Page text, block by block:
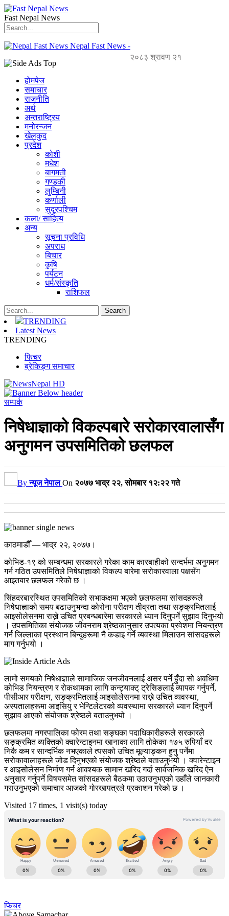
Fast Nepal News
Nepal Fast News -
२०८३ श्रावण २१
होमपेज
समाचार
राजनीति
अर्थ
अन्तराष्ट्रिय
मनोरन्जन
खेलकुद
प्रदेश
कोशी
मधेश
बागमती
गण्डकी
लुम्बिनी
कर्णाली
सुदूरपश्चिम
कला/ साहित्य
अन्य
सूचना प्रविधि
अपराध
बिचार
कृषि
पर्यटन
धर्म/संस्कृति
राशिफल
TRENDING
Latest News
TRENDING
फिचर
ब्रेकिङ्ग समाचार
सम्पर्क
निषेधाज्ञाको विकल्पबारे सरोकारवालासँग
अनुगमन उपसमितिको छलफल
Byन्यूज नेपाल On २०७७ भाद्र २२, सोमबार १२:२२ गते
काठमाडौँ — भाद्र २२, २०७७।
कोभिड-१९ को सम्बन्धमा सरकारले गरेका काम कारबाहीको सन्दर्भमा अनुगमन
गर्न गठित उपसमितिले निषेधाज्ञाको विकल्प बारेमा सरोकारवाला पक्षसँग
आइतबार छलफल गरेको छ ।
सिंहदरबारस्थित उपसमितिको सभाकक्षमा भएको छलफलमा सांसदहरूले
निषेधाज्ञाको समय बढाउनुभन्दा कोरोना परीक्षण तीव्रता तथा सङ्क्रमितलाई
आइसोलेसनमा राख्ने उचित प्रबन्धबारेमा सरकारले ध्यान दिनुपर्ने सुझाव दिनुभयो
। उपसमितिका संयोजक जीवनराम श्रेष्ठकानुसार उपत्यका प्रवेशमा नियन्त्रण
गर्न जिल्लाका प्रस्थान बिन्दुहरूमा नै कडाइ गर्ने व्यवस्था मिलाउन सांसदहरूले
माग गर्नुभयो ।
लामो समयको निषेधाज्ञाले सामाजिक जनजीवनलाई असर पर्ने हुँदा सो अवधिमा
कोभिड नियन्त्रण र रोकथामका लागि कन्ट्याक्ट् ट्रेसिङलाई व्यापक गर्नुपर्ने,
पीसीआर परीक्षण, सङ्क्रमितलाई आइसोलेसनमा राख्ने उचित व्यवस्था,
अस्पतालहरूमा आइसियु र भेन्टिलेटरको व्यवस्थामा सरकारले ध्यान दिनुपर्ने
सुझाव आएको संयोजक श्रेष्ठले बताउनुभयो ।
छलफलमा नगरपालिका फोरम तथा सङ्घका पदाधिकारीहरूले सरकारले
सङ्क्रमित व्यक्तिको क्वारेन्टाइनमा खानाका लागि तोकेका १७५ रुपियाँ दर
निकै कम र सान्दर्भिक नभएकाले त्यसको उचित मूल्याङ्कन हुनु पर्नेमा
सरोकावालाहरूले जोड दिनुभएको संयोजक श्रेष्ठले बताउनुभयो । क्वारेन्टाइन
र आइसोलेसन निर्माण गर्न आवश्यक सामान खरिद गर्दा सार्वजनिक खरिद ऐन
अनुसार गर्नुपर्ने विषयसमेत सांसदहरूले बैठकमा उठाउनुभएको उहाँले जानकारी
गराउनुभएको समाचार आजको गोरखापत्रले प्रकाशन गरेको छ ।
Visited 17 times, 1 visit(s) today
फिचर